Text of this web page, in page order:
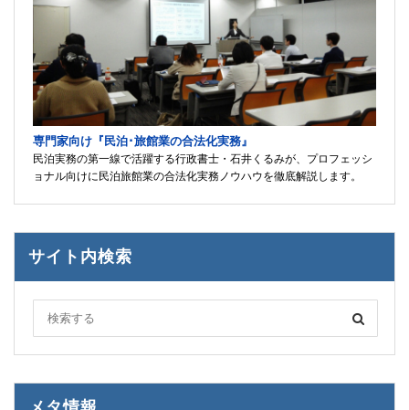
専門家向け『民泊･旅館業の合法化実務』
民泊実務の第一線で活躍する行政書士・石井くるみが、プロフェッシ
ョナル向けに民泊旅館業の合法化実務ノウハウを徹底解説します。
サイト内検索